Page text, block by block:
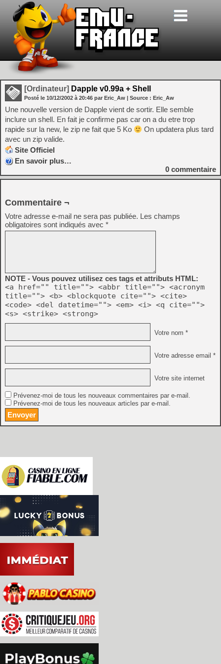
[Ordinateur] Dapple v0.99a + Shell
Posté le 10/12/2002 à 20:46 par Eric_Aw | Source : Eric_Aw
Une nouvelle version de Dapple vient de sortir. Elle semble
inclure un shell. En fait je confirme pas car on a du etre trop
rapide sur la new, le zip ne fait que 5 Ko
On updatera plus tard
avec un zip valide.
Site Officiel
En savoir plus…
0 commentaire
Commentaire ¬
Votre adresse e-mail ne sera pas publiée. Les champs
obligatoires sont indiqués avec *
NOTE - Vous pouvez utilisez ces tags et attributs HTML:
<a href="" title=""> <abbr title=""> <acronym
title=""> <b> <blockquote cite=""> <cite>
<code> <del datetime=""> <em> <i> <q cite="">
<s> <strike> <strong>
Votre nom *
Votre adresse email *
Votre site internet
Prévenez-moi de tous les nouveaux commentaires par e-mail.
Prévenez-moi de tous les nouveaux articles par e-mail.